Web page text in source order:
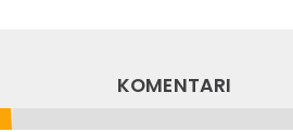
KOMENTARI